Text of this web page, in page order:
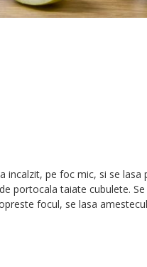
incalzit, pe foc mic, si se
portocala taiate cubulete.
focul, se lasa